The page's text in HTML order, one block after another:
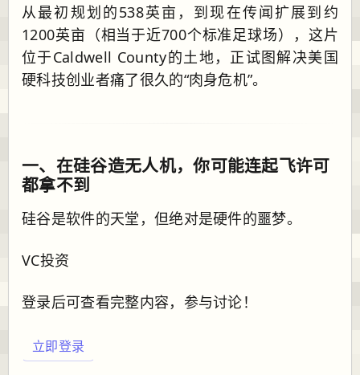
从最初规划的538英亩，到现在传闻扩展到约
1200英亩（相当于近700个标准足球场），这片
位于Caldwell County的土地，正试图解决美国
硬科技创业者痛了很久的“肉身危机”。
一、在硅谷造无人机，你可能连起飞许可
都拿不到
硅谷是软件的天堂，但绝对是硬件的噩梦。
VC投资
登录后可查看完整内容，参与讨论！
立即登录